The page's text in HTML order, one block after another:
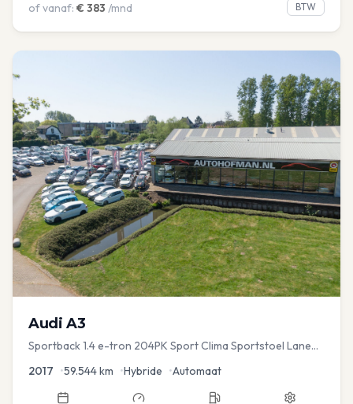
of vanaf: € 383 /mnd BTW
Audi A3
Sportback 1.4 e-tron 204PK Sport Clima Sportstoel Lane
2017 •59.544km •Hybride •Automaat